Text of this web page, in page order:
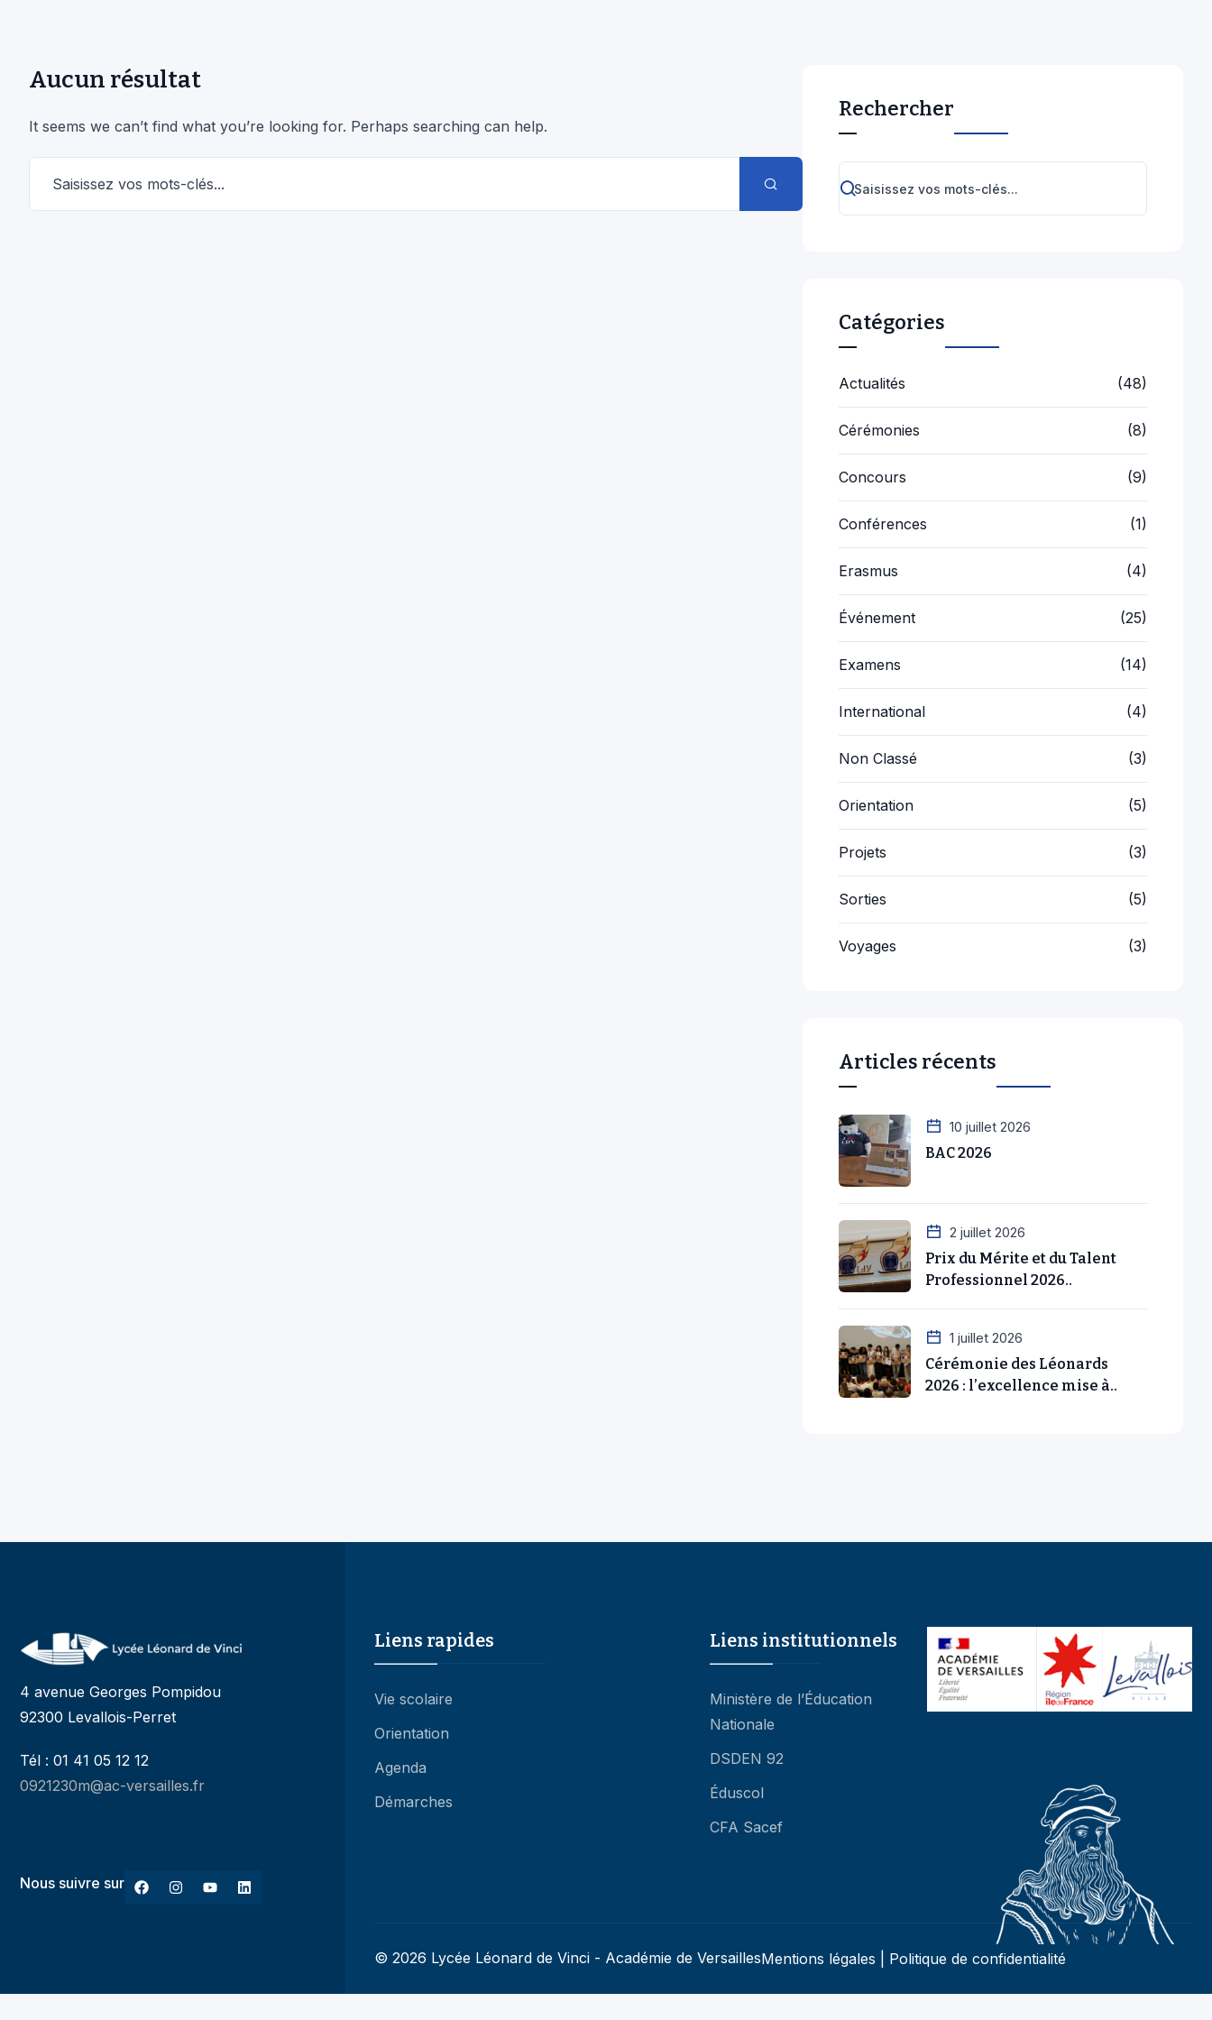
Aucun résultat
It seems we can’t find what you’re looking for. Perhaps searching can help.
Rechercher
Catégories
Actualités (48)
Cérémonies (8)
Concours (9)
Conférences (1)
Erasmus (4)
Événement (25)
Examens (14)
International (4)
Non Classé (3)
Orientation (5)
Projets (3)
Sorties (5)
Voyages (3)
Articles récents
10 juillet 2026
BAC 2026
2 juillet 2026
Prix du Mérite et du Talent
Professionnel 2026..
1 juillet 2026
Cérémonie des Léonards
2026 : l’excellence mise à..
4 avenue Georges Pompidou
92300 Levallois-Perret
Tél : 01 41 05 12 12
0921230m@ac-versailles.fr
Nous suivre sur
Liens rapides
Vie scolaire
Orientation
Agenda
Démarches
Liens institutionnels
Ministère de l’Éducation
Nationale
DSDEN 92
Éduscol
CFA Sacef
© 2026 Lycée Léonard de Vinci - Académie de VersaillesMentions légales Politique de confidentialité